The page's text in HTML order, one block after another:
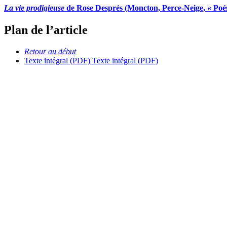
La vie prodigieuse de Rose Després (Moncton, Perce-Neige, «
Plan de l’article
Retour au début
Texte intégral (PDF) Texte intégral (PDF)